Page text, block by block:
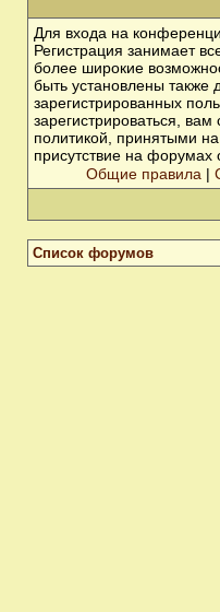
Для входа на
Регистрация занимает
более широкие
быть установлены также
зарегистрированных
зарегистрироваться,
политикой, принятыми
присутствие на форумах
Общие правила |
Список форумов